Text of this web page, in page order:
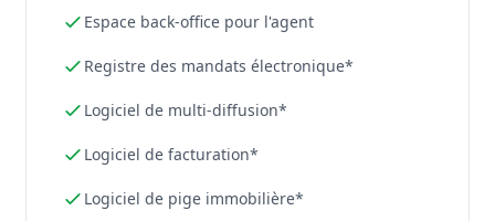
Espace back-office pour l'agent
Registre des mandats électronique*
Logiciel de multi-diffusion*
Logiciel de facturation*
Logiciel de pige immobilière*